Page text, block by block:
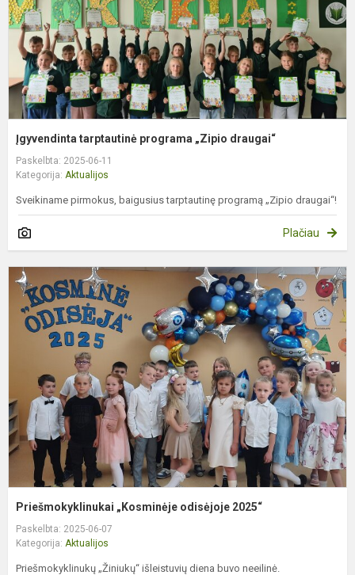
Įgyvendinta tarptautinė programa „Zipio draugai“
Paskelbta: 2025-06-11
Kategorija: Aktualijos
Sveikiname pirmokus, baigusius tarptautinę programą „Zipio draugai“!
Plačiau
Priešmokyklinukai „Kosminėje odisėjoje 2025“
Paskelbta: 2025-06-07
Kategorija: Aktualijos
Priešmokyklinukų „Žiniukų“ išleistuvių diena buvo neeilinė.